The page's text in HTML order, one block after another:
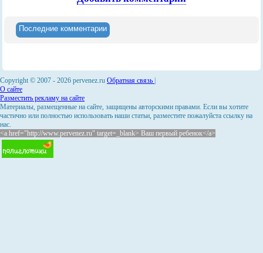
Последние комментарии
Copyright © 2007 - 2026 pervenez.ru Обратная связь |
О сайте
Разместить рекламу на сайте
Материалы, размещенные на сайте, защищены авторскими правами. Если вы хотите
частично или полностью использовать наши статьи, разместите пожалуйста ссылку на
нас.
<a href="http://www.pervenez.ru" target=_blank> Ваш первый ребенок</a>